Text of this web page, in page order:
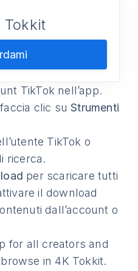
Tokkit
TikTok nell’app.
clic suStrumenti
TikTok o
ricerca.
per scaricare tutti
il download
dall’account o
for all creators and
in 4K Tokkit.